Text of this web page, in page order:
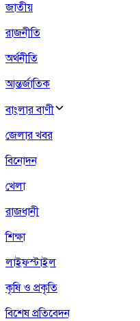
জাতীয়
রাজনীতি
অর্থনীতি
আন্তর্জাতিক
বাংলার বাণী
জেলার খবর
বিনোদন
খেলা
রাজধানী
শিক্ষা
লাইফস্টাইল
কৃষি ও প্রকৃতি
বিশেষ প্রতিবেদন